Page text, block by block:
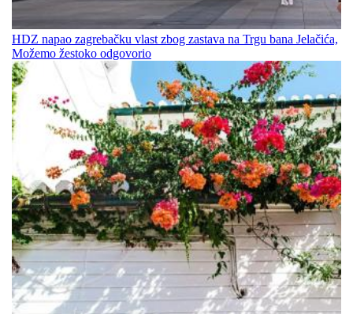
HDZ napao zagrebačku vlast zbog zastava na Trgu bana Jelačića,
Možemo žestoko odgovorio